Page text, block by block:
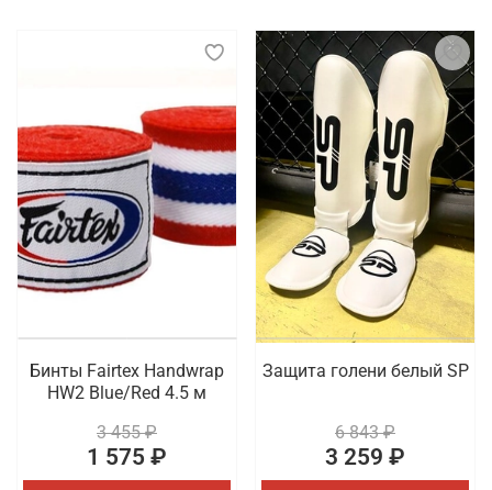
Бинты Fairtex Handwrap
HW2 Blue/Red 4.5 м
3 455 ₽
1 575 ₽
Защита голени белый SP
6 843 ₽
3 259 ₽